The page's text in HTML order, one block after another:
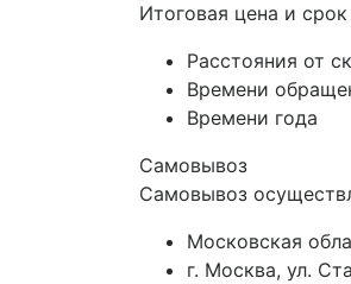
Итоговая цена и
Расстояния от
Времени
Времени года
Самовывоз
Самовывоз
Московская
г. Москва, ул.